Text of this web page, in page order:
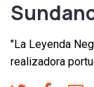
"La Leyenda
realizadora